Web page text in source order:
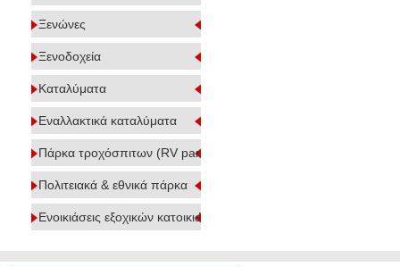
Ξενώνες
Ξενοδοχεία
Καταλύματα
Εναλλακτικά καταλύματα
Πάρκα τροχόσπιτων (RV parks)
Πολιτειακά & εθνικά πάρκα
Ενοικιάσεις εξοχικών κατοικιών